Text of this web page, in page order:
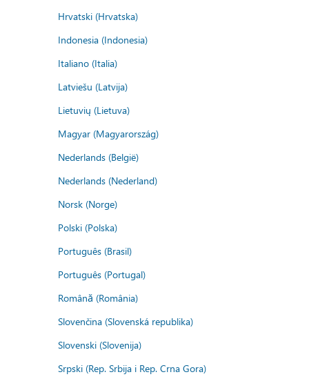
Hrvatski (Hrvatska)
Indonesia (Indonesia)
Italiano (Italia)
Latviešu (Latvija)
Lietuvių (Lietuva)
Magyar (Magyarország)
Nederlands (België)
Nederlands (Nederland)
Norsk (Norge)
Polski (Polska)
Português (Brasil)
Português (Portugal)
Română (România)
Slovenčina (Slovenská republika)
Slovenski (Slovenija)
Srpski (Rep. Srbija i Rep. Crna Gora)